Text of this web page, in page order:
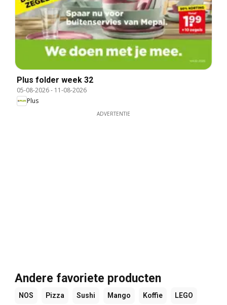
Plus folder week 32
05-08-2026- 11-08-2026
Plus
ADVERTENTIE
Andere favoriete producten
NOS Pizza Sushi Mango Koffie LEGO